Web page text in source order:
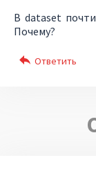
В dataset почти
Почему?